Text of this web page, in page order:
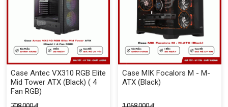
Case Antec VX310 RGB Elite
Mid Tower ATX (Black) ( 4
Fan RGB)
Case MIK Focalors M - M-
ATX (Black)